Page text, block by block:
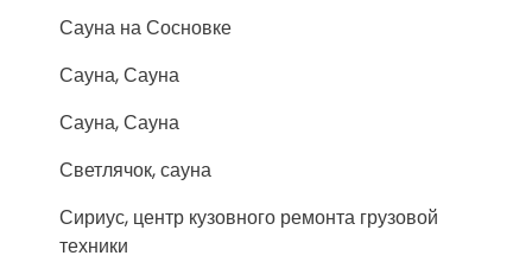
Сауна на Сосновке
Сауна, Сауна
Сауна, Сауна
Светлячок, сауна
Сириус, центр кузовного ремонта грузовой
техники